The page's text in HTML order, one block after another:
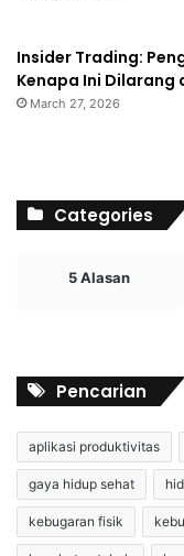
Insider Trading:
Kenapa Ini Dilarang
March 27, 2026
Categories
5 Alasan
Pencarian
aplikasi produktivitas
gaya hidup sehat
kebugaran fisik